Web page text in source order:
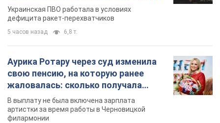
Украинская ПВО работала в условиях
дефицита ракет-перехватчиков
5 часов назад 6,8 т.
Аурика Ротару через суд изменила
свою пенсию, на которую ранее
жаловалась: сколько получала
певица
В выплату не была включена зарплата
артистки за время работы в Черновицкой
филармонии